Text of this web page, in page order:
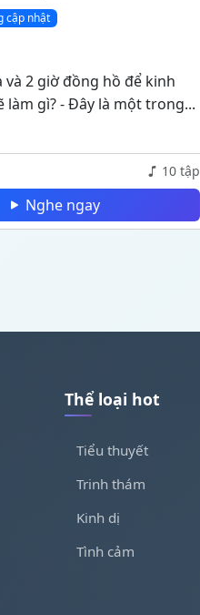
cập nhật
và 2 giờ đồng hồ để kinh
làm gì? - Đây là một trong...
10 tập
Nghe ngay
Thể loại hot
Tiểu thuyết
Trinh thám
Kinh dị
Tình cảm